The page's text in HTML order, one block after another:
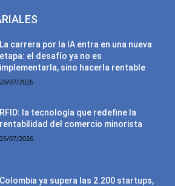
La carrera por la IA entra en una nueva
etapa: el desafío ya no es
implementarla, sino hacerla rentable
28/07/2026
RFID: la tecnología que redefine la
rentabilidad del comercio minorista
25/07/2026
Colombia ya supera las 2.200 startups,